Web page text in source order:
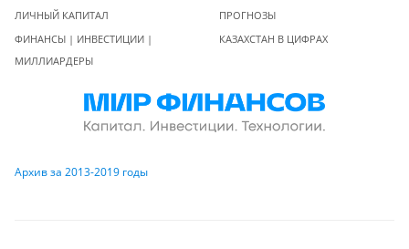
ЛИЧНЫЙ КАПИТАЛ
ФИНАНСЫ | ИНВЕСТИЦИИ |
МИЛЛИАРДЕРЫ
ПРОГНОЗЫ
КАЗАХСТАН В ЦИФРАХ
Архив за 2013-2019 годы